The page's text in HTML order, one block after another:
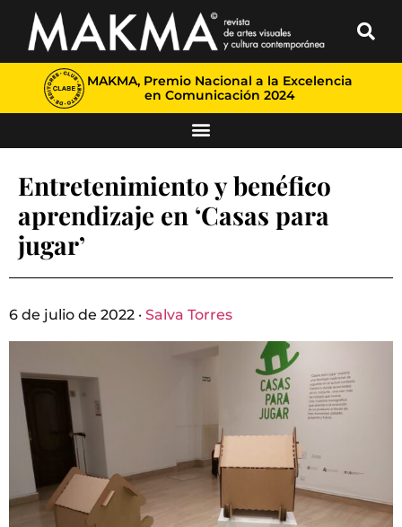
MAKMA, Premio Nacional a la Excelencia
en Comunicación 2024
Entretenimiento y benéfico
aprendizaje en ‘Casas para
jugar’
6 de julio de 2022 · Salva Torres